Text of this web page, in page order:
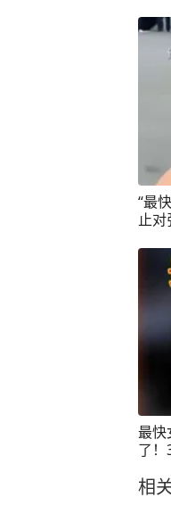
“最
止对
最快
了！
相